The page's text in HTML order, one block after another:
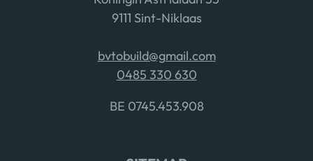
9111 Sint-Niklaas
bvtobuild@gmail.com
0485 330 630
BE 0745.453.908